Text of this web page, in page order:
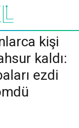
kişi
kaldı:
ezdi